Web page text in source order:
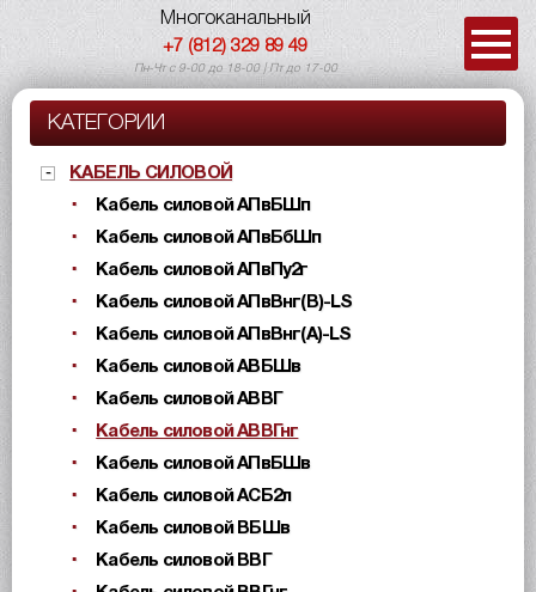
Многоканальный
+7 (812) 329 89 49
Пн-Чт с 9-00 до 18-00 | Пт до 17-00
КАТЕГОРИИ
КАБЕЛЬ СИЛОВОЙ
Кабель силовой АПвБШп
Кабель силовой АПвБбШп
Кабель силовой АПвПу2г
Кабель силовой АПвВнг(B)-LS
Кабель силовой АПвВнг(A)-LS
Кабель силовой АВБШв
Кабель силовой АВВГ
Кабель силовой АВВГнг
Кабель силовой АПвБШв
Кабель силовой АСБ2л
Кабель силовой ВБШв
Кабель силовой ВВГ